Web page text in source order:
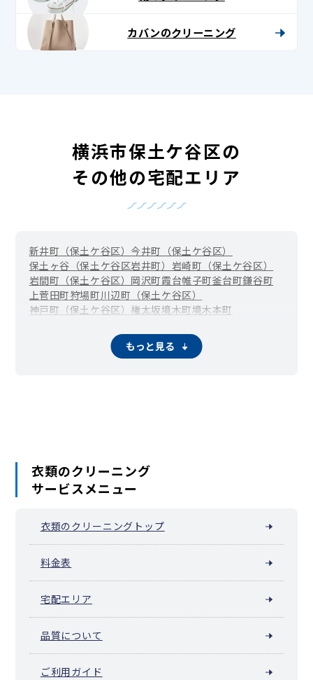
カバンのクリーニング
横浜市保土ケ谷区の
その他の宅配エリア
新井町（保土ケ谷区） 今井町（保土ケ谷区）
保土ヶ谷（保土ケ谷区岩井町） 岩崎町（保土ケ谷区）
岩間町（保土ケ谷区） 岡沢町霞台帷子町釜台町鎌谷町
上菅田町狩場町川辺町（保土ケ谷区）
神戸町（保土ケ谷区） 権太坂境木町境木本町
常盤台（保土ケ谷区） 西久保町初音ケ丘
和田町（仏向町）仏向西法泉 保土ケ谷町
もっと見る
衣類のクリーニング
サービスメニュー
衣類のクリーニングトップ
料金表
宅配エリア
品質について
ご利用ガイド